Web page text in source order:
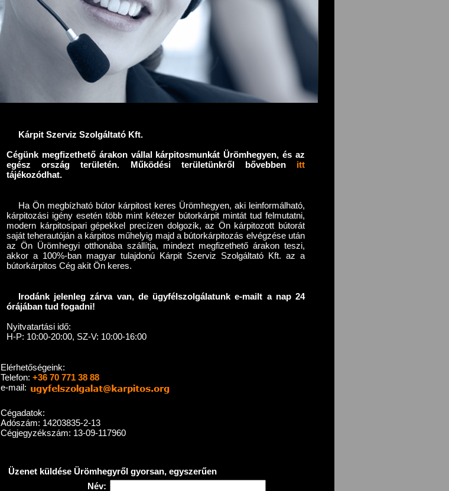
Kárpit Szerviz Szolgáltató Kft.
Cégünk megfizethető árakon vállal kárpitosmunkát Ürömhegyen, és az
egész ország területén. Működési területünkről bővebben itt
tájékozódhat.
Ha Ön megbízható bútor kárpitost keres Ürömhegyen, aki leinformálható,
kárpitozási igény esetén több mint kétezer bútorkárpit mintát tud felmutatni,
modern kárpitosipari gépekkel precízen dolgozik, az Ön kárpitozott bútorát
saját teherautóján a kárpitos műhelyig majd a bútorkárpitozás elvégzése után
az Ön Ürömhegyi otthonába szállítja, mindezt megfizethető árakon teszi,
akkor a 100%-ban magyar tulajdonú Kárpit Szerviz Szolgáltató Kft. az a
bútorkárpitos Cég akit Ön keres.
Irodánk jelenleg zárva van, de ügyfélszolgálatunk e-mailt a nap 24
órájában tud fogadni!
Nyitvatartási idő:
H-P: 10:00-20:00, SZ-V: 10:00-16:00
Elérhetőségeink:
Telefon: +36 70 771 38 88
e-mail:
Cégadatok:
Adószám: 14203835-2-13
Cégjegyzékszám: 13-09-117960
Üzenet küldése Ürömhegyről gyorsan, egyszerűen
Név: